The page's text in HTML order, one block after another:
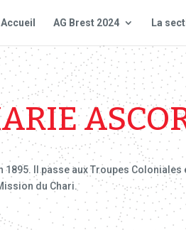
Accueil AG Brest 2024 La
Il passe aux Troupes Coloniales
du Chari.